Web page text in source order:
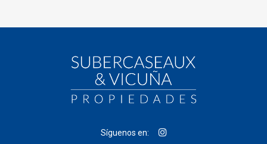
Síguenos en: